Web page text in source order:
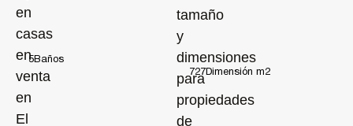
hacer una cita para conocer más acerca de esta propiedad.
RBA Residences, una residencia excepcional y una gran inversión.
Excelencia operativa, transparencia y control.
Bienvenido al L'Art de Vivre.
Baños
5
Dimensión m2
727